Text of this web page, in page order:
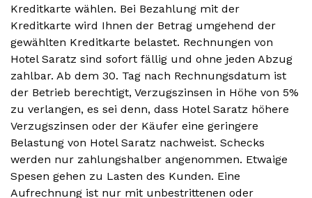
Kreditkarte wählen. Bei Bezahlung mit der
Kreditkarte wird Ihnen der Betrag umgehend der
gewählten Kreditkarte belastet. Rechnungen von
Hotel Saratz sind sofort fällig und ohne jeden Abzug
zahlbar. Ab dem 30. Tag nach Rechnungsdatum ist
der Betrieb berechtigt, Verzugszinsen in Höhe von 5%
zu verlangen, es sei denn, dass Hotel Saratz höhere
Verzugszinsen oder der Käufer eine geringere
Belastung von Hotel Saratz nachweist. Schecks
werden nur zahlungshalber angenommen. Etwaige
Spesen gehen zu Lasten des Kunden. Eine
Aufrechnung ist nur mit unbestrittenen oder